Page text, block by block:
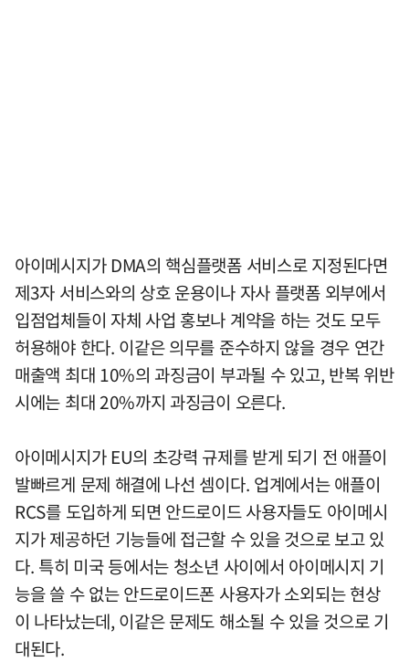
아이메시지가 DMA의 핵심플랫폼 서비스로 지정된다면
제3자 서비스와의 상호 운용이나 자사 플랫폼 외부에서
입점업체들이 자체 사업 홍보나 계약을 하는 것도 모두
허용해야 한다. 이같은 의무를 준수하지 않을 경우 연간
매출액 최대 10%의 과징금이 부과될 수 있고, 반복 위반
시에는 최대 20%까지 과징금이 오른다.
아이메시지가 EU의 초강력 규제를 받게 되기 전 애플이
발빠르게 문제 해결에 나선 셈이다. 업계에서는 애플이
RCS를 도입하게 되면 안드로이드 사용자들도 아이메시
지가 제공하던 기능들에 접근할 수 있을 것으로 보고 있
다. 특히 미국 등에서는 청소년 사이에서 아이메시지 기
능을 쓸 수 없는 안드로이드폰 사용자가 소외되는 현상
이 나타났는데, 이같은 문제도 해소될 수 있을 것으로 기
대된다.